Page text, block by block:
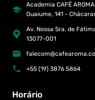
Academia CAFÉ
Guaiume, 141 -
Av. Nossa Sra. de
13077-001
+55 (19) 3876 5864
Horário